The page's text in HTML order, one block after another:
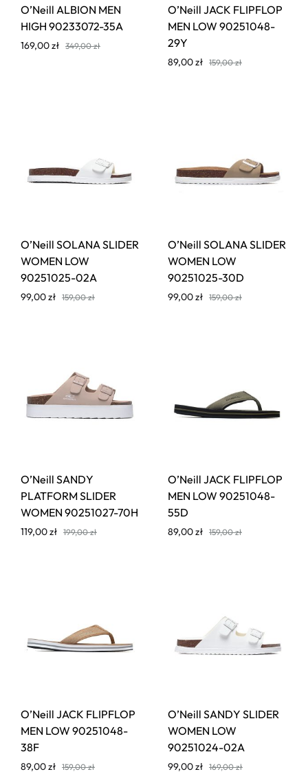
O’Neill ALBION MEN
HIGH 90233072-35A
169,00zł 349,00zł
O’Neill JACK FLIPFLOP
MEN LOW 90251048-
29Y
89,00zł 159,00zł
O’Neill SOLANA SLIDER
WOMEN LOW
90251025-02A
99,00zł 159,00zł
O’Neill SOLANA SLIDER
WOMEN LOW
90251025-30D
99,00zł 159,00zł
O’Neill SANDY
PLATFORM SLIDER
WOMEN 90251027-70H
119,00zł 199,00zł
O’Neill JACK FLIPFLOP
MEN LOW 90251048-
55D
89,00zł 159,00zł
O’Neill JACK FLIPFLOP
MEN LOW 90251048-
38F
89,00zł 159,00zł
O’Neill SANDY SLIDER
WOMEN LOW
90251024-02A
99,00zł 169,00zł